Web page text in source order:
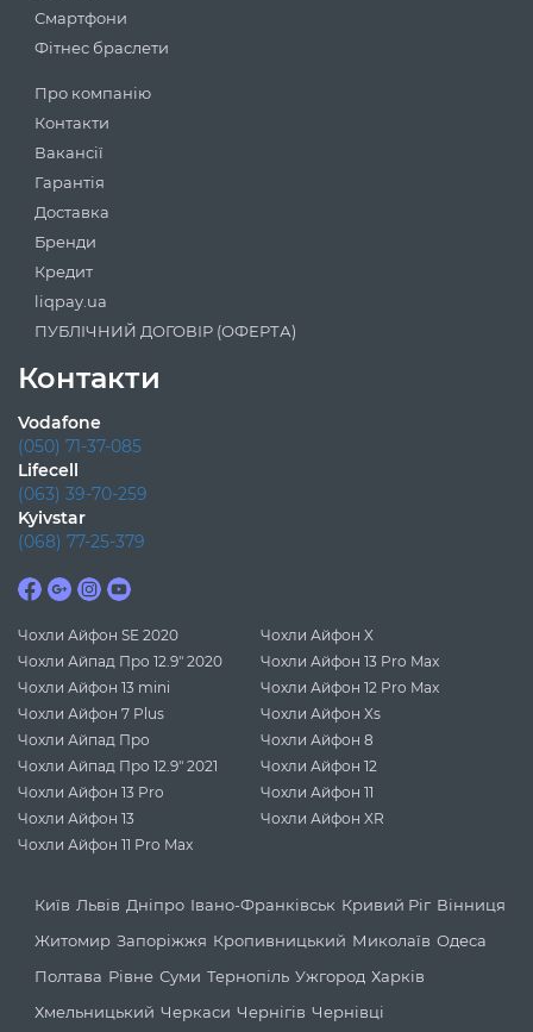
Смартфони
Фітнес браслети
Про компанію
Контакти
Вакансії
Гарантія
Доставка
Бренди
Кредит
liqpay.ua
ПУБЛІЧНИЙ ДОГОВІР (ОФЕРТА)
Контакти
Vodafone
(050) 71-37-085
Lifecell
(063) 39-70-259
Kyivstar
(068) 77-25-379
Чохли Айфон SE 2020
Чохли Айфон X
Чохли Айпад Про 12.9" 2020
Чохли Айфон 13 Pro Max
Чохли Айфон 13 mini
Чохли Айфон 12 Pro Max
Чохли Айфон 7 Plus
Чохли Айфон Xs
Чохли Айпад Про
Чохли Айфон 8
Чохли Айпад Про 12.9" 2021
Чохли Айфон 12
Чохли Айфон 13 Pro
Чохли Айфон 11
Чохли Айфон 13
Чохли Айфон XR
Чохли Айфон 11 Pro Max
Київ Львів Дніпро Івано-Франківськ Кривий Ріг Вінниця
Житомир Запоріжжя Кропивницький Миколаїв Одеса
Полтава Рівне Суми Тернопіль Ужгород Харків
Хмельницький Черкаси Чернігів Чернівці